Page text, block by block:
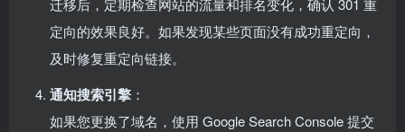
迁移后，定期检查网站的流量和排名变化，确认 301 重
定向的效果良好。如果发现某些页面没有成功重定向，
及时修复重定向链接。
通知搜索引擎 ：
如果您更换了域名，使用 Google Search Console 提交